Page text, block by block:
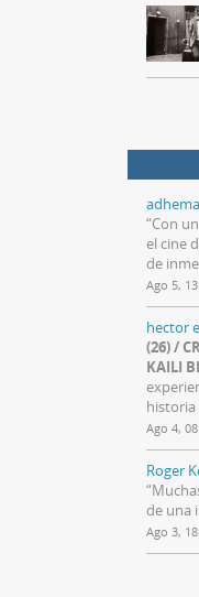
“Con
el cine
de
Ago 5,
hector
(26) /
KAILI
historia
Ago 4,
Roger
“
de una
Ago 3,